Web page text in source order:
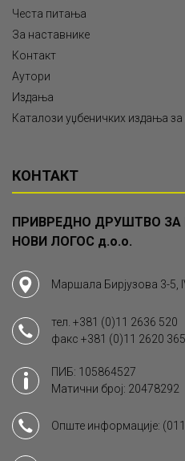
Честа питања
За наставнике
Контакт
Аутори
Издања
Каталози уџбеничких издања
КОНТАКТ
ПРИВРЕДНО ДРУШТВО ЗА
НОВИ ЛОГОС д.о.о.
Маршала Бирјузова 3-5,
тел. +381 (0)11 2636 520
факс +381 (0)11 2620 365
ПИБ: 105864527
Матични број: 20478292
Опште информације: